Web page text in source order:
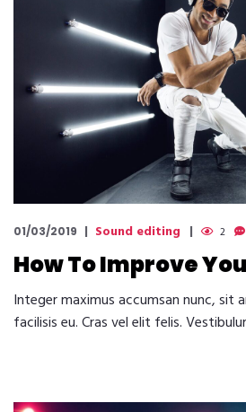
01/03/2019 Sound editing 2
How To Improve
Integer maximus accumsan nunc, sit
facilisis eu. Cras vel elit felis.